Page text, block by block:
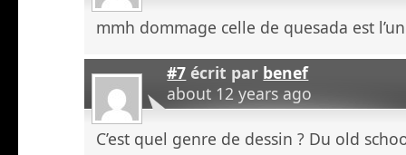
mmh dommage celle de quesada est
#7 écrit par benef
about 12 years ago
C’est quel genre de dessin ? Du old